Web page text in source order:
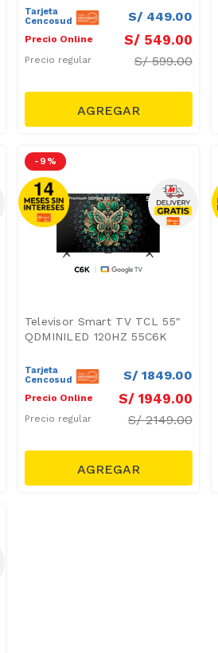
Tarjeta
Cencosud
S/ 449.00
Precio Online S/ 549.00
Precio regular S/599.00
- 9 %
Televisor Smart TV TCL 55"
QDMINILED 120HZ 55C6K
Tarjeta
Cencosud
S/ 1849.00
Precio Online S/ 1949.00
Precio regular S/2149.00